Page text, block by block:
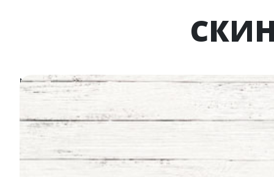
№ 17832